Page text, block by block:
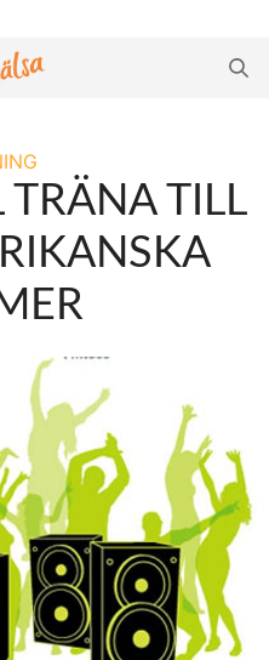
TRÄNA TILL